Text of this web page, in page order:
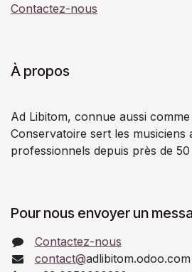
Contactez-nous
À propos
Ad Libitom, connue aussi
Conservatoire sert les musiciens
professionnels depuis près de 50
Pour nous envoyer un
Contactez-nous
contact@adlibitom.odoo.com